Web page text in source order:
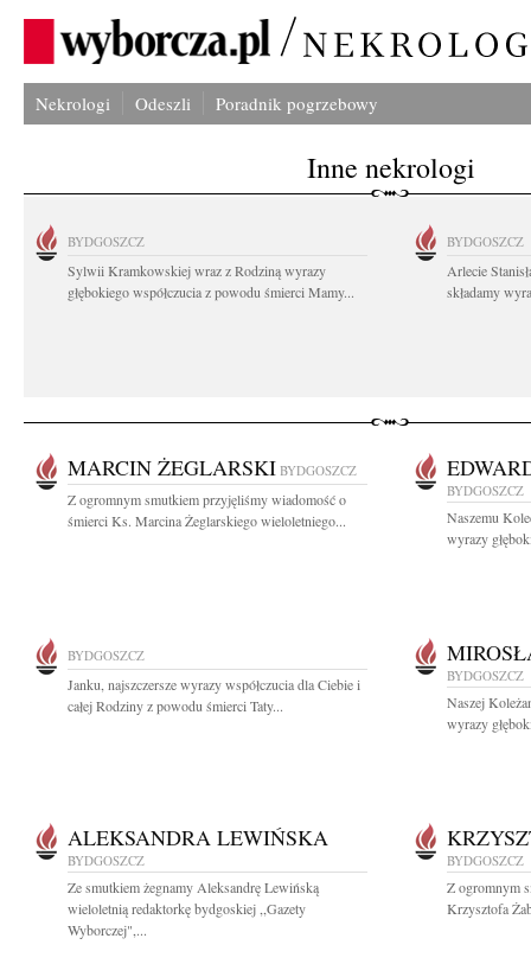
Nekrologi Odeszli Poradnik pogrzebowy
Inne nekrologi
BYDGOSZCZ
Sylwii Kramkowskiej wraz z Rodziną wyrazy
głębokiego współczucia z powodu śmierci Mamy...
BYDGOSZCZ
Arlecie
składamy
MARCIN ŻEGLARSKI BYDGOSZCZ
Z ogromnym smutkiem przyjęliśmy wiadomość o
śmierci Ks. Marcina Żeglarskiego wieloletniego...
BYDGOSZCZ
Naszemu
wyrazy
BYDGOSZCZ
Janku, najszczersze wyrazy współczucia dla Ciebie i
całej Rodziny z powodu śmierci Taty...
BYDGOSZCZ
Naszej
wyrazy
ALEKSANDRA LEWIŃSKA
BYDGOSZCZ
Ze smutkiem żegnamy Aleksandrę Lewińską
wieloletnią redaktorkę bydgoskiej ,,Gazety
Wyborczej",...
BYDGOSZCZ
Z ogromnym
Krzysztofa